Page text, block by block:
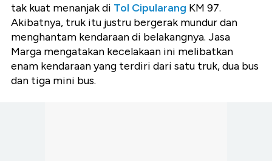
tak kuat menanjak di Tol Cipularang KM 97.
Akibatnya, truk itu justru bergerak mundur dan
menghantam kendaraan di belakangnya. Jasa
Marga mengatakan kecelakaan ini melibatkan
enam kendaraan yang terdiri dari satu truk, dua bus
dan tiga mini bus.